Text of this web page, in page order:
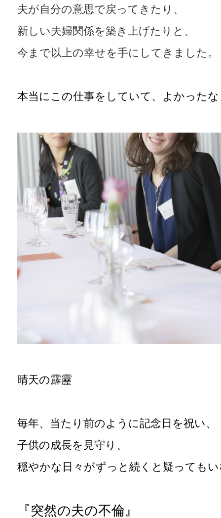
夫が自分の意思で戻ってきたり、
新しい夫婦関係を築き上げたりと、
今まで以上の幸せを手にしてきました。
本当にこの仕事をしていて、よかった
晴天の霹靂
毎年、当たり前のように記念日を祝い、
子供の成長を見守り、
穏やかな日々がずっと続くと疑っても
『突然の夫の不倫』